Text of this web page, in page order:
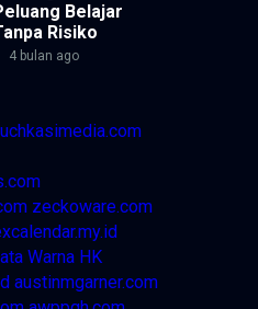
Belajar
Risiko
4 bulan ago
zeckoware.com
Warna HK
austinmgarner.com